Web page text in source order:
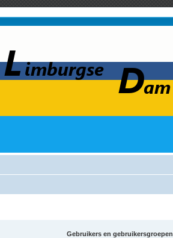
Gebruikers en gebruikersgroepen